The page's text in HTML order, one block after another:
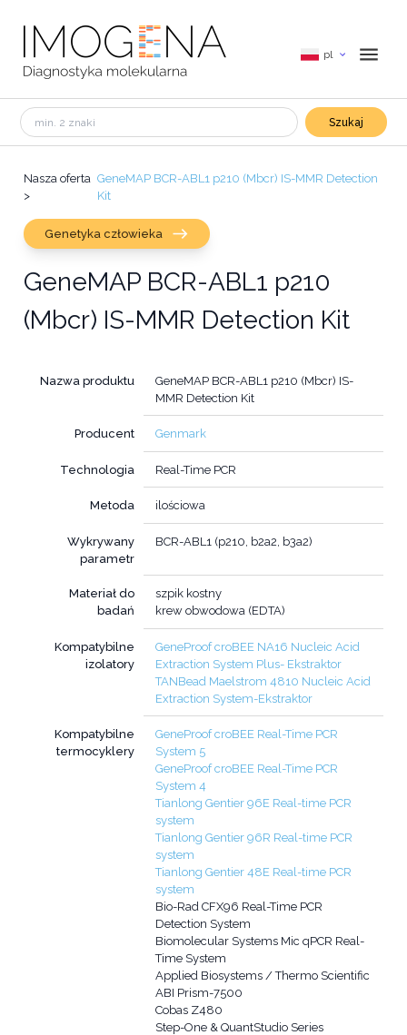
pl
Szukaj
Nasza oferta
>
GeneMAP BCR-ABL1 p210 (Mbcr) IS-MMR Detection
Kit
Genetyka człowieka
GeneMAP BCR-ABL1 p210
(Mbcr) IS-MMR Detection Kit
Nazwa produktu
GeneMAP BCR-ABL1 p210 (Mbcr) IS-
MMR Detection Kit
Producent Genmark
Technologia Real-Time PCR
Metoda ilościowa
Wykrywany
parametr
BCR-ABL1 (p210, b2a2, b3a2)
Materiał do
badań
szpik kostny
krew obwodowa (EDTA)
Kompatybilne
izolatory
GeneProof croBEE NA16 Nucleic Acid
Extraction System Plus- Ekstraktor
TANBead Maelstrom 4810 Nucleic Acid
Extraction System-Ekstraktor
Kompatybilne
termocyklery
GeneProof croBEE Real-Time PCR
System 5
GeneProof croBEE Real-Time PCR
System 4
Tianlong Gentier 96E Real-time PCR
system
Tianlong Gentier 96R Real-time PCR
system
Tianlong Gentier 48E Real-time PCR
system
Bio-Rad CFX96 Real-Time PCR
Detection System
Biomolecular Systems Mic qPCR Real-
Time System
Applied Biosystems / Thermo Scientific
ABI Prism-7500
Cobas Z480
Step-One & QuantStudio Series